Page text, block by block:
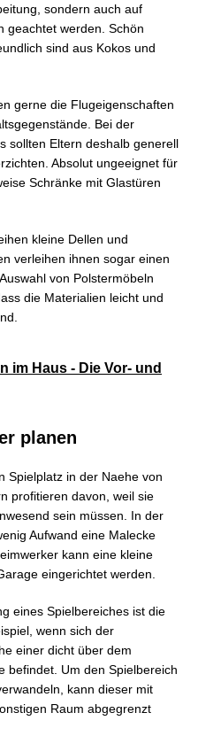
sondern auch auf
geachtet werden. Schön
sind aus Kokos und
gerne die Flugeigenschaften
Bei der
sollten Eltern deshalb generell
Absolut ungeeignet für
Schränke mit Glastüren
kleine Dellen und
verleihen ihnen sogar einen
von Polstermöbeln
die Materialien leicht und
im Haus - Die Vor- und
planen
Spielplatz in der Naehe von
profitieren davon, weil sie
sein müssen. In der
Aufwand eine Malecke
kann eine kleine
eingerichtet werden.
eines Spielbereiches ist die
wenn sich der
einer dicht über dem
befindet. Um den Spielbereich
kann dieser mit
Raum abgegrenzt